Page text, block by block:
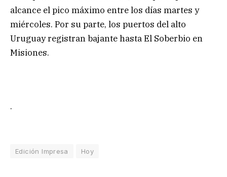
alcance el pico máximo entre los días martes y
miércoles. Por su parte, los puertos del alto
Uruguay registran bajante hasta El Soberbio en
Misiones.
.
Edición Impresa Hoy